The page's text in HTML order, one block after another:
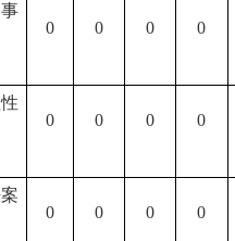
0 0 0 0
0 0 0 0
0 0 0 0